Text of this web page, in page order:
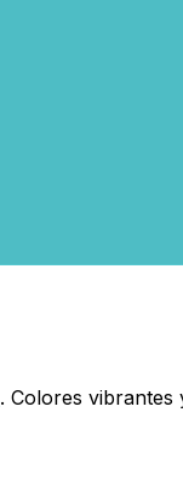
. Colores vibrantes